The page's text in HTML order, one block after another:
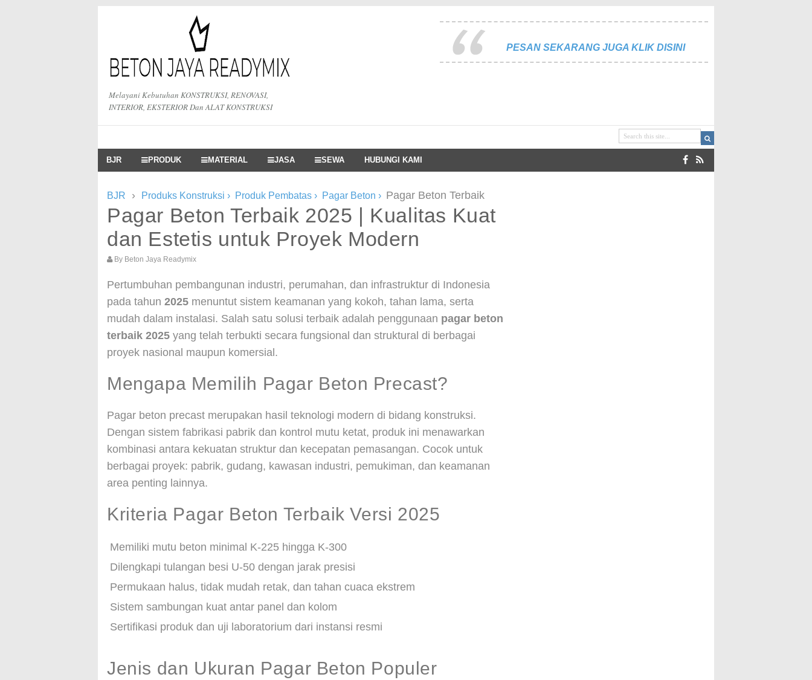
Melayani Kebutuhan KONSTRUKSI, RENOVASI,
INTERIOR, EKSTERIOR Dan ALAT KONSTRUKSI
PESAN SEKARANG JUGA KLIK DISINI
BJR PRODUK MATERIAL JASA SEWA HUBUNGI KAMI
BJR › Produks Konstruksi › Produk Pembatas › Pagar Beton › Pagar Beton Terbaik
Pagar Beton Terbaik 2025 | Kualitas Kuat
dan Estetis untuk Proyek Modern
By Beton Jaya Readymix
Pertumbuhan pembangunan industri, perumahan, dan infrastruktur di Indonesia
pada tahun 2025 menuntut sistem keamanan yang kokoh, tahan lama, serta
mudah dalam instalasi. Salah satu solusi terbaik adalah penggunaan pagar beton
terbaik 2025 yang telah terbukti secara fungsional dan struktural di berbagai
proyek nasional maupun komersial.
Mengapa Memilih Pagar Beton Precast?
Pagar beton precast merupakan hasil teknologi modern di bidang konstruksi.
Dengan sistem fabrikasi pabrik dan kontrol mutu ketat, produk ini menawarkan
kombinasi antara kekuatan struktur dan kecepatan pemasangan. Cocok untuk
berbagai proyek: pabrik, gudang, kawasan industri, pemukiman, dan keamanan
area penting lainnya.
Kriteria Pagar Beton Terbaik Versi 2025
Memiliki mutu beton minimal K-225 hingga K-300
Dilengkapi tulangan besi U-50 dengan jarak presisi
Permukaan halus, tidak mudah retak, dan tahan cuaca ekstrem
Sistem sambungan kuat antar panel dan kolom
Sertifikasi produk dan uji laboratorium dari instansi resmi
Jenis dan Ukuran Pagar Beton Populer